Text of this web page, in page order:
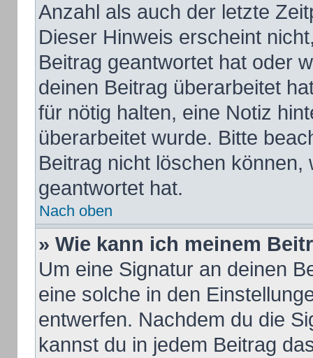
Anzahl als auch der letzte
Dieser Hinweis erscheint
Beitrag geantwortet hat oder
deinen Beitrag überarbeitet
für nötig halten, eine Notiz
überarbeitet wurde. Bitte
Beitrag nicht löschen
geantwortet hat.
Nach oben
» Wie kann ich meinem
Um eine Signatur an deinen
eine solche in den
entwerfen. Nachdem du die
kannst du in jedem Beitrag